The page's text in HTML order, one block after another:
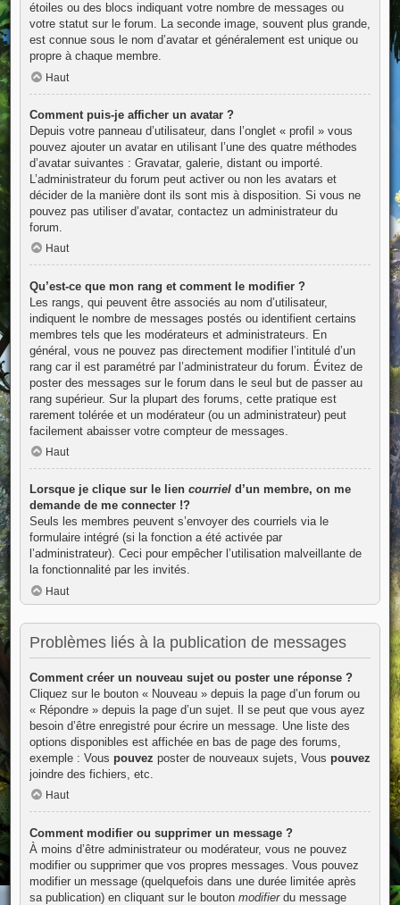
étoiles ou des blocs indiquant votre nombre de messages ou
votre statut sur le forum. La seconde image, souvent plus grande,
est connue sous le nom d’avatar et généralement est unique ou
propre à chaque membre.
Haut
Comment puis-je afficher un avatar ?
Depuis votre panneau d’utilisateur, dans l’onglet « profil » vous
pouvez ajouter un avatar en utilisant l’une des quatre méthodes
d’avatar suivantes : Gravatar, galerie, distant ou importé.
L’administrateur du forum peut activer ou non les avatars et
décider de la manière dont ils sont mis à disposition. Si vous ne
pouvez pas utiliser d’avatar, contactez un administrateur du
forum.
Haut
Qu’est-ce que mon rang et comment le modifier ?
Les rangs, qui peuvent être associés au nom d’utilisateur,
indiquent le nombre de messages postés ou identifient certains
membres tels que les modérateurs et administrateurs. En
général, vous ne pouvez pas directement modifier l’intitulé d’un
rang car il est paramétré par l’administrateur du forum. Évitez de
poster des messages sur le forum dans le seul but de passer au
rang supérieur. Sur la plupart des forums, cette pratique est
rarement tolérée et un modérateur (ou un administrateur) peut
facilement abaisser votre compteur de messages.
Haut
Lorsque je clique sur le lien courrield’un membre, on me
demande de me connecter !?
Seuls les membres peuvent s’envoyer des courriels via le
formulaire intégré (si la fonction a été activée par
l’administrateur). Ceci pour empêcher l’utilisation malveillante de
la fonctionnalité par les invités.
Haut
Problèmes liés à la publication de messages
Comment créer un nouveau sujet ou poster une réponse ?
Cliquez sur le bouton « Nouveau » depuis la page d’un forum ou
« Répondre » depuis la page d’un sujet. Il se peut que vous ayez
besoin d’être enregistré pour écrire un message. Une liste des
options disponibles est affichée en bas de page des forums,
exemple : Vous pouvez poster de nouveaux sujets, Vous pouvez
joindre des fichiers, etc.
Haut
Comment modifier ou supprimer un message ?
À moins d’être administrateur ou modérateur, vous ne pouvez
modifier ou supprimer que vos propres messages. Vous pouvez
modifier un message (quelquefois dans une durée limitée après
sa publication) en cliquant sur le bouton modifierdu message